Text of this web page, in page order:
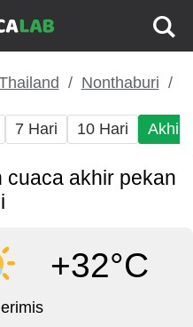
Nonthaburi
7 Hari 10 Hari Akhir
cuaca akhir pekan
+32°C